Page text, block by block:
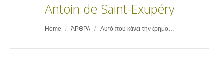
Antoin de Saint-Exupéry
You are here:Home ΆΡΘΡΑ Αυτό που κάνει την έρημο…